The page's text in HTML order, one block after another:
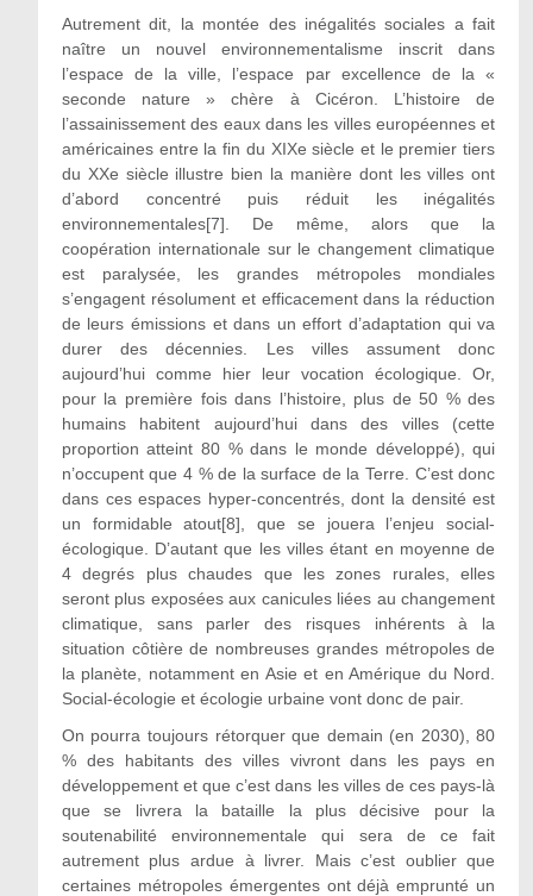
Autrement dit, la montée des inégalités sociales a fait
naître un nouvel environnementalisme inscrit dans
l’espace de la ville, l’espace par excellence de la «
seconde nature » chère à Cicéron. L’histoire de
l’assainissement des eaux dans les villes européennes et
américaines entre la fin du XIXe siècle et le premier tiers
du XXe siècle illustre bien la manière dont les villes ont
d’abord concentré puis réduit les inégalités
environnementales[7]. De même, alors que la
coopération internationale sur le changement climatique
est paralysée, les grandes métropoles mondiales
s’engagent résolument et efficacement dans la réduction
de leurs émissions et dans un effort d’adaptation qui va
durer des décennies. Les villes assument donc
aujourd’hui comme hier leur vocation écologique. Or,
pour la première fois dans l’histoire, plus de 50 % des
humains habitent aujourd’hui dans des villes (cette
proportion atteint 80 % dans le monde développé), qui
n’occupent que 4 % de la surface de la Terre. C’est donc
dans ces espaces hyper-concentrés, dont la densité est
un formidable atout[8], que se jouera l’enjeu social-
écologique. D’autant que les villes étant en moyenne de
4 degrés plus chaudes que les zones rurales, elles
seront plus exposées aux canicules liées au changement
climatique, sans parler des risques inhérents à la
situation côtière de nombreuses grandes métropoles de
la planète, notamment en Asie et en Amérique du Nord.
Social-écologie et écologie urbaine vont donc de pair.
On pourra toujours rétorquer que demain (en 2030), 80
% des habitants des villes vivront dans les pays en
développement et que c’est dans les villes de ces pays-là
que se livrera la bataille la plus décisive pour la
soutenabilité environnementale qui sera de ce fait
autrement plus ardue à livrer. Mais c’est oublier que
certaines métropoles émergentes ont déjà emprunté un